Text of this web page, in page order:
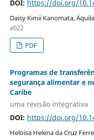
DOI: https://doi.org/
Daisy Kimii Kanomata,
e022
PDF
Programas de
segurança alimentar e
Caribe
uma revisão integrativa
DOI: https://doi.org/
Heloisa Helena da Cruz